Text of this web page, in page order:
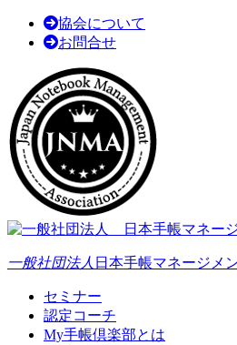
協会について
お問合せ
一般社団法人 日本手帳マネージメ
セミナー
認定コーチ
My手帳倶楽部とは